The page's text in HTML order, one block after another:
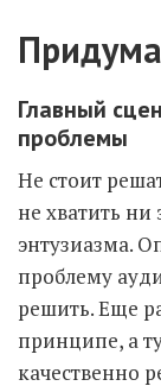
Главный
проблемы
Не стоит
не хватить ни
энтузиазма.
проблему
решить. Еще
принципе, а
качественно